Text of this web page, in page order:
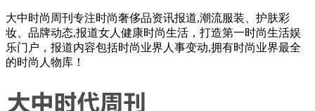
大中时尚周刊专注时尚奢侈品资讯报道,潮流服装、护肤彩
妆、品牌动态,报道女人健康时尚生活，打造第一时尚生活娱
乐门户，报道内容包括时尚业界人事变动,拥有时尚业界最全
的时尚人物库！